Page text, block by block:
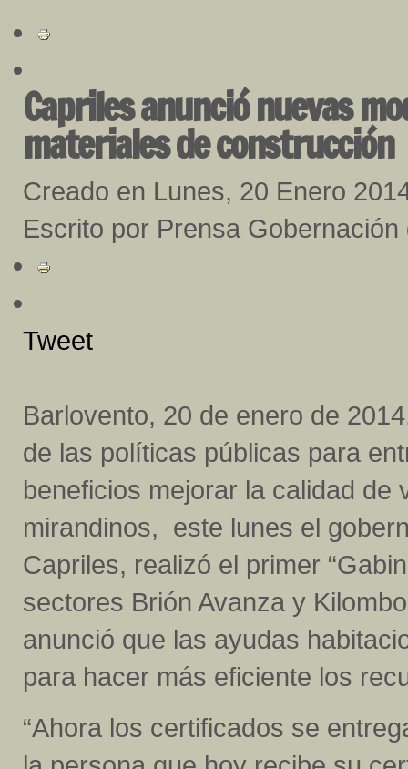
Capriles anunció nuevas
materiales de construcción
Creado en Lunes, 20 Enero
Escrito por Prensa Gobernación
Tweet
Barlovento, 20 de enero de
de las políticas públicas para
beneficios mejorar la calidad de
mirandinos, este lunes el
Capriles, realizó el primer
sectores Brión Avanza y
anunció que las ayudas
para hacer más eficiente los
“Ahora los certificados se